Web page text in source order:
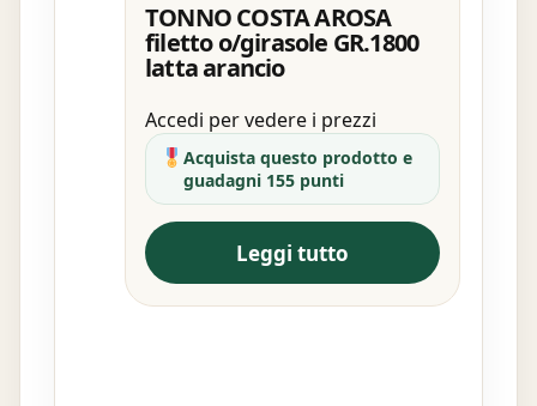
TONNO COSTA AROSA
filetto o/girasole GR.1800
latta arancio
Accedi per vedere i prezzi
Acquista questo prodotto e
guadagni 155 punti
Leggi tutto